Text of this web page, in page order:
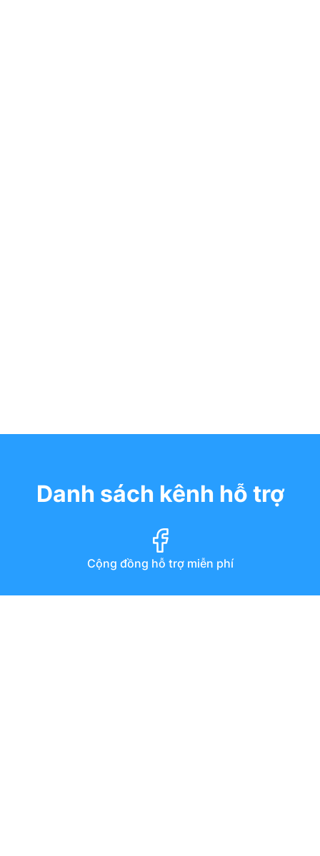
Danh sách kênh hỗ trợ
Cộng đồng hỗ trợ miễn phí